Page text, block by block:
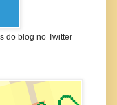
do blog no Twitter